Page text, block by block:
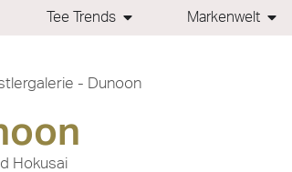
Tee Trends Markenwelt
- Dunoon
Hokusai